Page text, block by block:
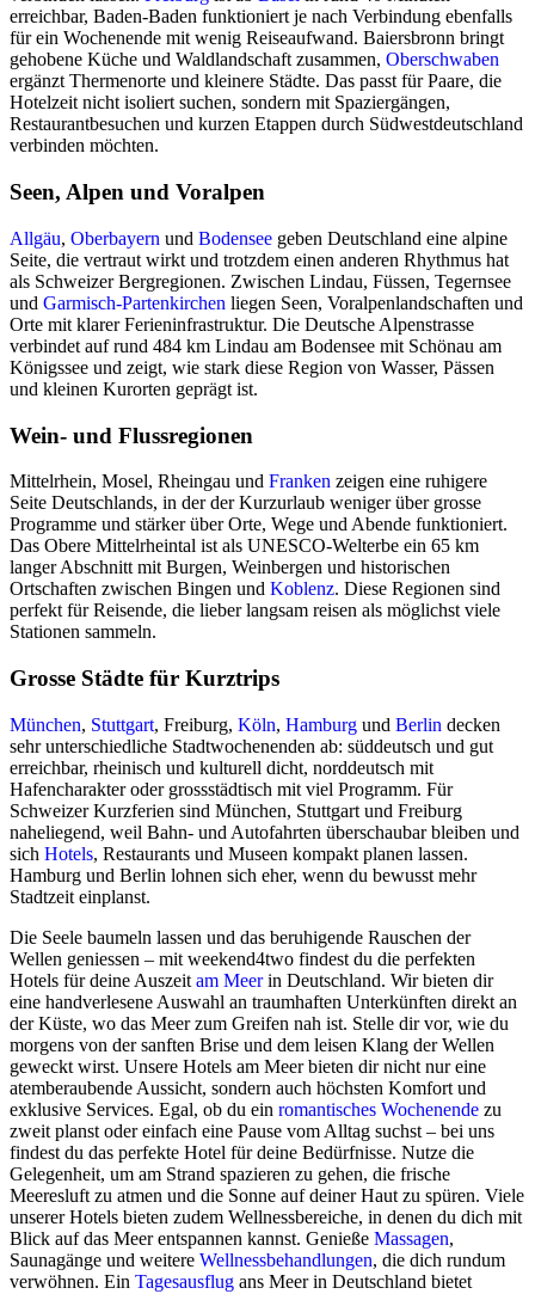
erreichbar, Baden-Baden funktioniert je nach Verbindung ebenfalls
für ein Wochenende mit wenig Reiseaufwand. Baiersbronn bringt
gehobene Küche und Waldlandschaft zusammen, Oberschwaben
ergänzt Thermenorte und kleinere Städte. Das passt für Paare, die
Hotelzeit nicht isoliert suchen, sondern mit Spaziergängen,
Restaurantbesuchen und kurzen Etappen durch Südwestdeutschland
verbinden möchten.
Seen, Alpen und Voralpen
Allgäu, Oberbayern und Bodensee geben Deutschland eine alpine
Seite, die vertraut wirkt und trotzdem einen anderen Rhythmus hat
als Schweizer Bergregionen. Zwischen Lindau, Füssen, Tegernsee
und Garmisch-Partenkirchen liegen Seen, Voralpenlandschaften und
Orte mit klarer Ferieninfrastruktur. Die Deutsche Alpenstrasse
verbindet auf rund 484 km Lindau am Bodensee mit Schönau am
Königssee und zeigt, wie stark diese Region von Wasser, Pässen
und kleinen Kurorten geprägt ist.
Wein- und Flussregionen
Mittelrhein, Mosel, Rheingau und Franken zeigen eine ruhigere
Seite Deutschlands, in der der Kurzurlaub weniger über grosse
Programme und stärker über Orte, Wege und Abende funktioniert.
Das Obere Mittelrheintal ist als UNESCO-Welterbe ein 65 km
langer Abschnitt mit Burgen, Weinbergen und historischen
Ortschaften zwischen Bingen und Koblenz. Diese Regionen sind
perfekt für Reisende, die lieber langsam reisen als möglichst viele
Stationen sammeln.
Grosse Städte für Kurztrips
München, Stuttgart, Freiburg, Köln, Hamburg und Berlin decken
sehr unterschiedliche Stadtwochenenden ab: süddeutsch und gut
erreichbar, rheinisch und kulturell dicht, norddeutsch mit
Hafencharakter oder grossstädtisch mit viel Programm. Für
Schweizer Kurzferien sind München, Stuttgart und Freiburg
naheliegend, weil Bahn- und Autofahrten überschaubar bleiben und
sich Hotels, Restaurants und Museen kompakt planen lassen.
Hamburg und Berlin lohnen sich eher, wenn du bewusst mehr
Stadtzeit einplanst.
Die Seele baumeln lassen und das beruhigende Rauschen der
Wellen geniessen – mit weekend4two findest du die perfekten
Hotels für deine Auszeit am Meerin Deutschland. Wir bieten dir
eine handverlesene Auswahl an traumhaften Unterkünften direkt an
der Küste, wo das Meer zum Greifen nah ist. Stelle dir vor, wie du
morgens von der sanften Brise und dem leisen Klang der Wellen
geweckt wirst. Unsere Hotels am Meer bieten dir nicht nur eine
atemberaubende Aussicht, sondern auch höchsten Komfort und
exklusive Services. Egal, ob du ein romantisches Wochenende zu
zweit planst oder einfach eine Pause vom Alltag suchst – bei uns
findest du das perfekte Hotel für deine Bedürfnisse. Nutze die
Gelegenheit, um am Strand spazieren zu gehen, die frische
Meeresluft zu atmen und die Sonne auf deiner Haut zu spüren. Viele
unserer Hotels bieten zudem Wellnessbereiche, in denen du dich mit
Blick auf das Meer entspannen kannst. Genieße Massagen,
Saunagänge und weitere Wellnessbehandlungen, die dich rundum
verwöhnen. Ein Tagesausflug ans Meer in Deutschland bietet